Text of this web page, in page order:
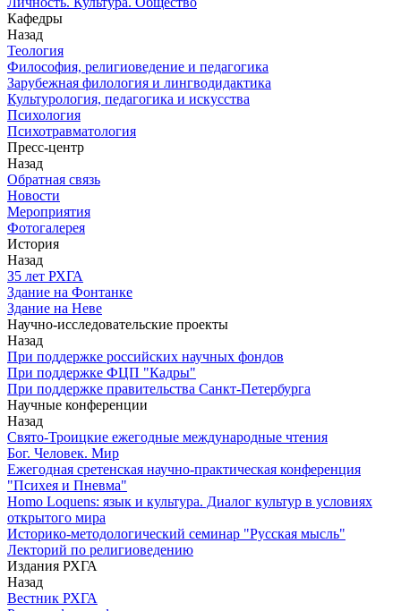
Кафедры
Назад
Теология
Философия, религиоведение и педагогика
Зарубежная филология и лингводидактика
Культурология, педагогика и искусства
Психология
Психотравматология
Пресс-центр
Назад
Обратная связь
Новости
Мероприятия
Фотогалерея
История
Назад
З5 лет РХГА
Здание на Фонтанке
Здание на Неве
Научно-исследовательские проекты
Назад
При поддержке российских научных фондов
При поддержке ФЦП "Кадры"
При поддержке правительства Санкт-Петербурга
Научные конференции
Назад
Свято-Троицкие ежегодные международные чтения
Бог. Человек. Мир
Ежегодная сретенская научно-практическая конференция
"Психея и Пневма"
Homo Loquens: язык и культура. Диалог культур в условиях
открытого мира
Историко-методологический семинар "Русская мысль"
Лекторий по религиоведению
Издания РХГА
Назад
Вестник РХГА